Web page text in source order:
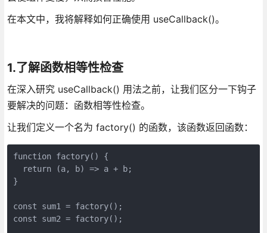
在本文中，我将解释如何正确使用 useCallback()。
1.了解函数相等性检查
在深入研究 useCallback() 用法之前，让我们区分一下钩子
要解决的问题：函数相等性检查。
让我们定义一个名为 factory() 的函数，该函数返回函数：
function factory() {
  return (a, b) => a + b;
}
const sum1 = factory();
const sum2 = factory();